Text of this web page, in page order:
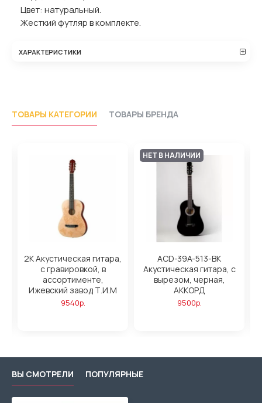
Цвет: натуральный.
Жесткий футляр в комплекте.
ХАРАКТЕРИСТИКИ
ТОВАРЫ КАТЕГОРИИ ТОВАРЫ БРЕНДА
2K Акустическая гитара,
с гравировкой, в
ассортименте,
Ижевский завод Т.И.М
9540р.
НЕТ В НАЛИЧИИ
ACD-39A-513-BK
Акустическая гитара, с
вырезом, черная,
АККОРД
9500р.
ВЫ СМОТРЕЛИ ПОПУЛЯРНЫЕ